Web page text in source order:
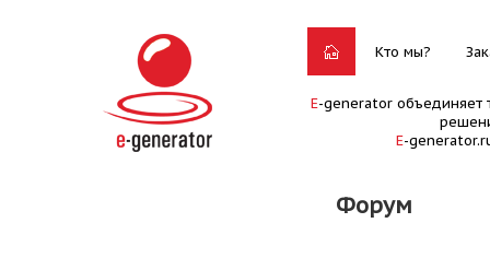
Кто мы?
E-generator объединяет
E-
Форум